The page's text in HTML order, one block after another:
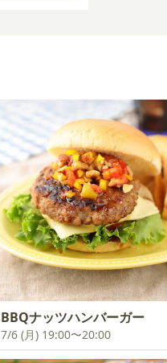
BBQナッツハンバーガー
7/6 (月) 19:00〜20:00